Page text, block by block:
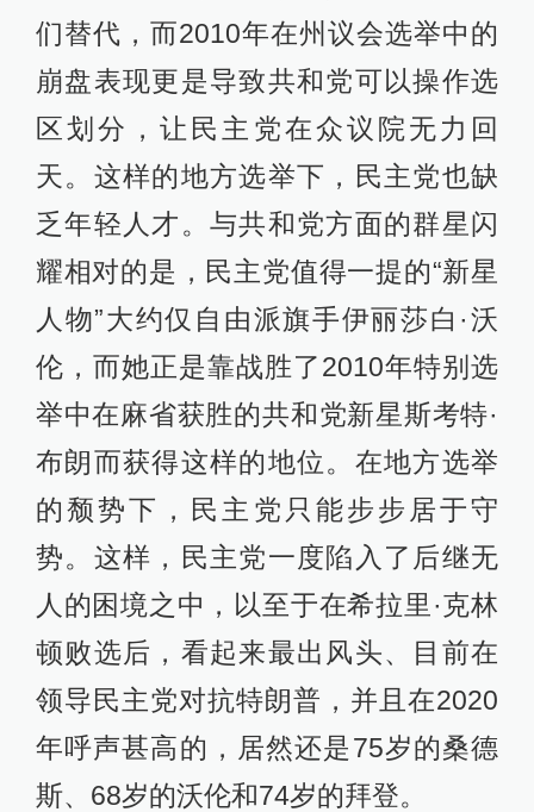
们替代，而2010年在州议会选举中的
崩盘表现更是导致共和党可以操作选
区划分，让民主党在众议院无力回
天。这样的地方选举下，民主党也缺
乏年轻人才。与共和党方面的群星闪
耀相对的是，民主党值得一提的“新星
人物”大约仅自由派旗手伊丽莎白·沃
伦，而她正是靠战胜了2010年特别选
举中在麻省获胜的共和党新星斯考特·
布朗而获得这样的地位。在地方选举
的颓势下，民主党只能步步居于守
势。这样，民主党一度陷入了后继无
人的困境之中，以至于在希拉里·克林
顿败选后，看起来最出风头、目前在
领导民主党对抗特朗普，并且在2020
年呼声甚高的，居然还是75岁的桑德
斯、68岁的沃伦和74岁的拜登。